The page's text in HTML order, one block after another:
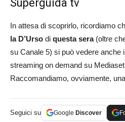
Superguida tv
In attesa di scoprirlo, ricordiamo
la D’Urso di questa sera(oltre
su Canale 5) si può vedere anche
streaming on demand su
Raccomandiamo, ovviamente,
Seguici su Google Discover